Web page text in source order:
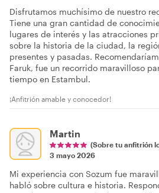
Disfrutamos muchísimo de nuestro
Tiene una gran cantidad de
lugares de interés y las atracciones
sobre la historia de la ciudad, la
presentes y pasadas.
Faruk, fue un recorrido maravilloso
tiempo en Estambul.
¡Anfitrión amable y conocedor!
Martin
(Sobre tu anfitrión
3 mayo 2026
Mi experiencia con Sozum fue
habló sobre cultura e historia.